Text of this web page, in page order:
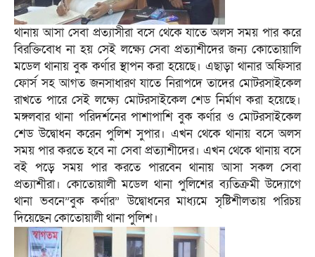
থানায় আসা সেবা প্রত্যাসীরা বসে থেকে যাতে অলস সময় পার করে
বিরক্তিবোধ না হয় সেই লক্ষ্যে সেবা প্রত্যাশীদের জন্য কোতোয়ালি
মডেল থানায় বুক কর্ণার স্থাপন করা হয়েছে। এছাড়া থানার অফিসার
ফোর্স সহ আগত জনসাধারণ যাতে নিরাপদে তাদের মোটরসাইকেল
রাখতে পারে সেই লক্ষ্যে মোটরসাইকেল শেড নির্মাণ করা হয়েছে।
মঙ্গলবার থানা পরিদর্শনের পাশাপাশি বুক কর্ণার ও মোটরসাইকেল
শেড উদ্বোধন করেন পুলিশ সুপার। এখন থেকে থানায় বসে অলস
সময় পার করতে হবে না সেবা প্রত্যাশীদের। এখন থেকে থানায় বসে
বই পড়ে সময় পার করতে পারবেন থানায় আসা সকল সেবা
প্রত্যাশীরা। কোতোয়ালী মডেল থানা পুলিশের ব্যতিক্রমী উদ্যোগে
থানা ভবনে”বুক কর্ণার” উদ্বোধনের মাধ্যমে সৃষ্টিশীলতায় পরিচয়
দিয়েছেন কোতোয়ালী থানা পুলিশ।